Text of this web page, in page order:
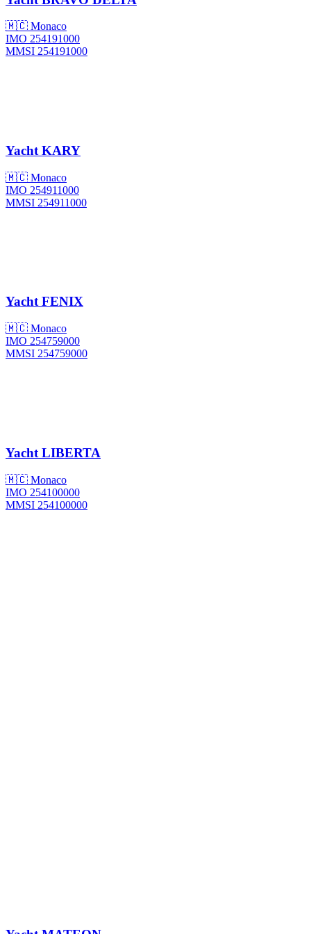
🇲🇨 Monaco
IMO 254191000
MMSI 254191000
Yacht KARY
🇲🇨 Monaco
IMO 254911000
MMSI 254911000
YachtFENIX
🇲🇨 Monaco
IMO 254759000
MMSI 254759000
Yacht LIBERTA
🇲🇨 Monaco
IMO 254100000
MMSI 254100000